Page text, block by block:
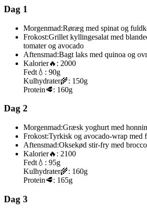
Dag 1
Morgenmad:Røræg med spinat og
Frokost:Grillet kyllingesalat med
tomater og avocado
Aftensmad:Bagt laks med quinoa og
Kalorier🔥: 2000
Fedt 💧: 90g
Kulhydrater🌾: 150g
Protein🥩: 160g
Dag 2
Morgenmad:Græsk yoghurt med
Frokost:Tyrkisk og avocado-wrap med
Aftensmad:Oksekød stir-fry med
Kalorier🔥: 2100
Fedt 💧: 95g
Kulhydrater🌾: 160g
Protein🥩: 165g
Dag 3